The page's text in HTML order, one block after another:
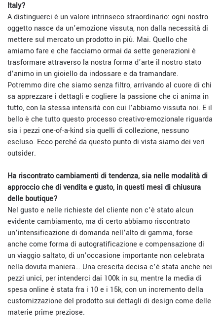
Italy?
A distinguerci è un valore intrinseco straordinario: ogni nostro
oggetto nasce da un’emozione vissuta, non dalla necessità di
mettere sul mercato un prodotto in più. Mai. Quello che
amiamo fare e che facciamo ormai da sette generazioni è
trasformare attraverso la nostra forma d’arte il nostro stato
d’animo in un gioiello da indossare e da tramandare.
Potremmo dire che siamo senza filtro, arrivando al cuore di chi
sa apprezzare i dettagli e cogliere la passione che ci anima in
tutto, con la stessa intensità con cui l’abbiamo vissuta noi. E il
bello è che tutto questo processo creativo-emozionale riguarda
sia i pezzi one-of-a-kind sia quelli di collezione, nessuno
escluso. Ecco perché da questo punto di vista siamo dei veri
outsider.
Ha riscontrato cambiamenti di tendenza, sia nelle modalità di
approccio che di vendita e gusto, in questi mesi di chiusura
delle boutique?
Nel gusto e nelle richieste del cliente non c’è stato alcun
evidente cambiamento, ma di certo abbiamo riscontrato
un’intensificazione di domanda nell’alto di gamma, forse
anche come forma di autogratificazione e compensazione di
un viaggio saltato, di un’occasione importante non celebrata
nella dovuta maniera… Una crescita decisa c’è stata anche nei
pezzi unici, per intenderci dai 100k in su, mentre la media di
spesa online è stata fra i 10 e i 15k, con un incremento della
customizzazione del prodotto sui dettagli di design come delle
materie prime preziose.